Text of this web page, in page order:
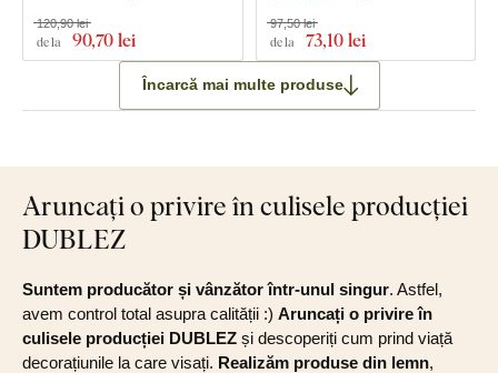
de la 90,70 lei
120,90 lei
de la 73,10 lei
97,50 lei
Încarcă mai multe produse
Aruncați o privire în culisele producției
DUBLEZ
Suntem producător și vânzător într-unul singur. Astfel,
avem control total asupra calității :) Aruncați o privire în
culisele producției DUBLEZ și descoperiți cum prind viață
decorațiunile la care visați. Realizăm produse din lemn,